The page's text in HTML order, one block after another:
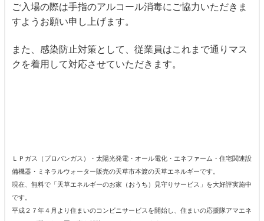
ご入場の際は手指のアルコール消毒にご協力いただきま
すようお願い申し上げます。
また、感染防止対策として、従業員はこれまで通り マス
クを着用して対応させていただきます。
ＬＰガス（プロパンガス）・太陽光発電・オール電化・エネファーム・住宅関連設
備機器・ミネラルウォーター販売の天草市本渡の天草エネルギーです。
現在、無料で「天草エネルギーのお家（おうち）見守りサービス」を大好評実施中
です。
平成２７年４月より住まいのコンビニサービスを開始し、住まいの応援隊アマエネ